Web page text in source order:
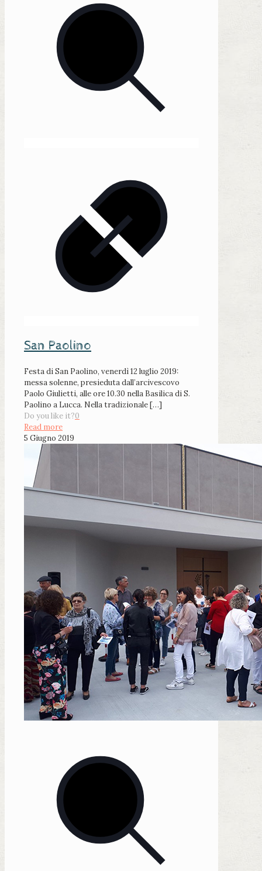
San Paolino
Festa di San Paolino, venerdì 12 luglio 2019:
messa solenne, presieduta dall’arcivescovo
Paolo Giulietti, alle ore 10.30 nella Basilica di S.
Paolino a Lucca. Nella tradizionale[…]
Do you like it?0
Read more
5 Giugno 2019